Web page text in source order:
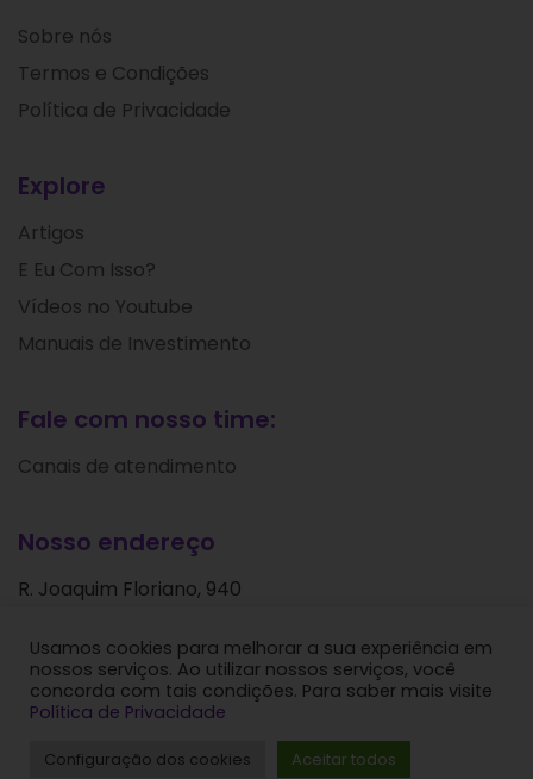
Sobre nós
Termos e Condições
Política de Privacidade
Explore
Artigos
E Eu Com Isso?
Vídeos no Youtube
Manuais de Investimento
Fale com nosso time:
Canais de atendimento
Nosso endereço
R. Joaquim Floriano, 940
São Paulo - SP
CEP: 04534-004
Levante Ideias de Investimentos © 2024. Todos os
Usamos cookies para melhorar a sua experiência em
nossos serviços. Ao utilizar nossos serviços, você
concorda com tais condições. Para saber mais visite
Política de Privacidade
Configuração dos cookies Aceitar todos